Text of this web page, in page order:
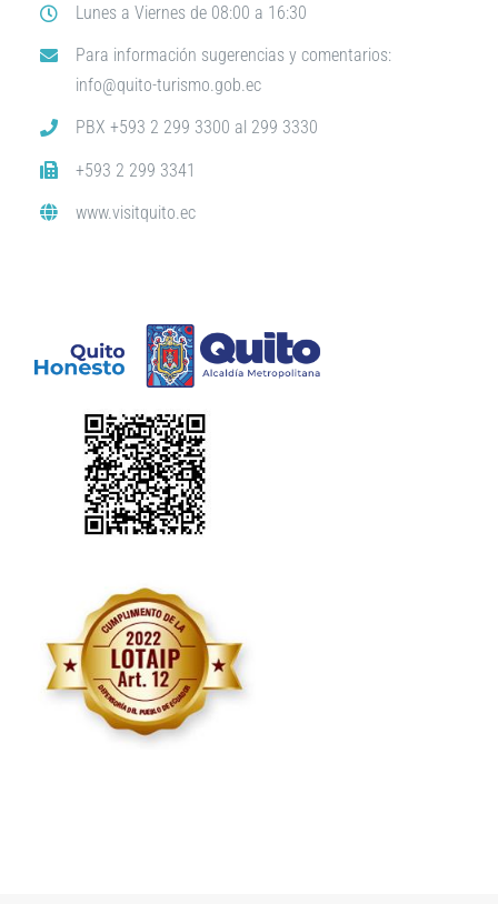
Lunes a Viernes de 08:00 a 16:30
Para información sugerencias y comentarios:
info@quito-turismo.gob.ec
PBX +593 2 299 3300 al 299 3330
+593 2 299 3341
www.visitquito.ec